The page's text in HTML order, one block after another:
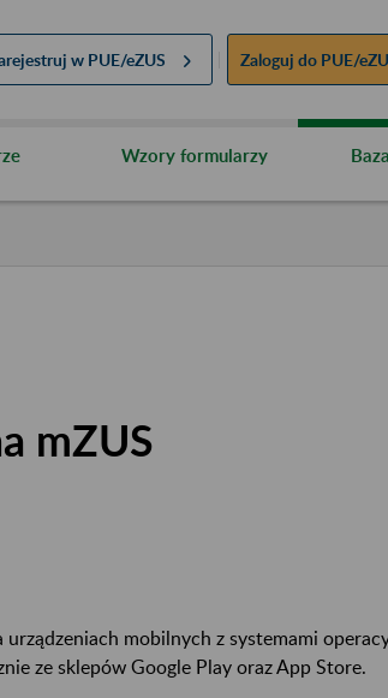
w PUE/eZUS Zaloguj do PUE/
Wzory formularzy
mZUS
mobilnych z systemami
ze sklepów Google Play oraz App Store.